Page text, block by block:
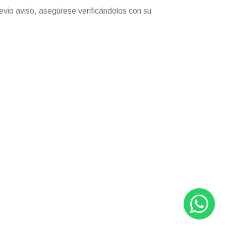
aviso, asegúrese verificándolos con su